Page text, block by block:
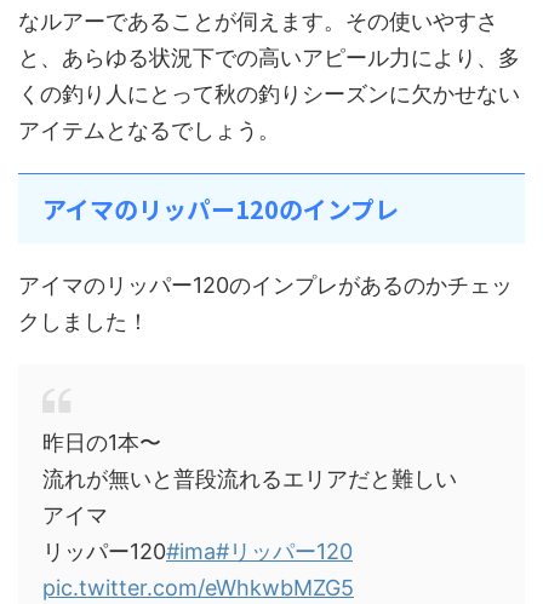
なルアーであることが伺えます。その使いやすさ
と、あらゆる状況下での高いアピール力により、多
くの釣り人にとって秋の釣りシーズンに欠かせない
アイテムとなるでしょう。
アイマのリッパー120のインプレ
アイマのリッパー120のインプレがあるのかチェッ
クしました！
昨日の1本〜
流れが無いと普段流れるエリアだと難しい
アイマ
リッパー120#ima#リッパー120
pic.twitter.com/eWhkwbMZG5